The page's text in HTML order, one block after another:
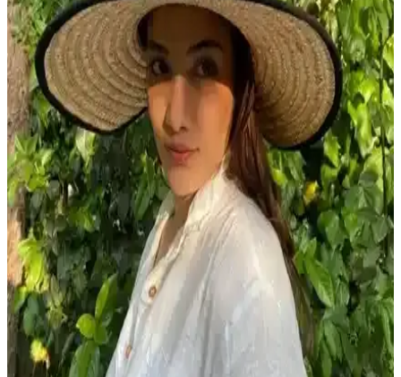
Vawensea Kadın Kendinden Bitişik Şortlu Elbise
Mayo Lacivert Yaprak Desenli
Lacivert yaprak desenli, askılı, yüksek kaliteli malzemelerden
üretilmiş, konforlu ve dayanıklı kadın mayo. Hızlı kuruma ve
esneklik özellikleriyle plajda özgürlük ve şıklık sunar.
MAG FASHION 3 Parça Boydan Fermuarlı
Tesettür Mayo İncelemesi ve Özellikleri
MAG FASHION'ın 3 parçalık tesettür mayo seti, su itici kumaşı,
ayarlanabilir bel ve şık tasarımıyla plaj ve havuzda rahatlık ve
gizlilik sunar.
DeFacto Kız Çocuk Desenli Bikini Takımı Renkli ve
Rahat Yaz Plaj Kıyafeti Seçeneği
DeFacto'nun kız çocukları için tasarladığı desenli bikini takımı, canlı
renkleri ve rahat kullanımıyla yaz aylarında ideal, dayanıklı ve şık
bir plaj kıyafeti seçeneği sunar.